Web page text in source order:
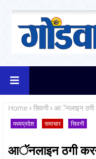
Home सिवनी आॅनलाइन ठगी
मध्यप्रदेश समाचार सिवनी
आॅनलाइन ठगी